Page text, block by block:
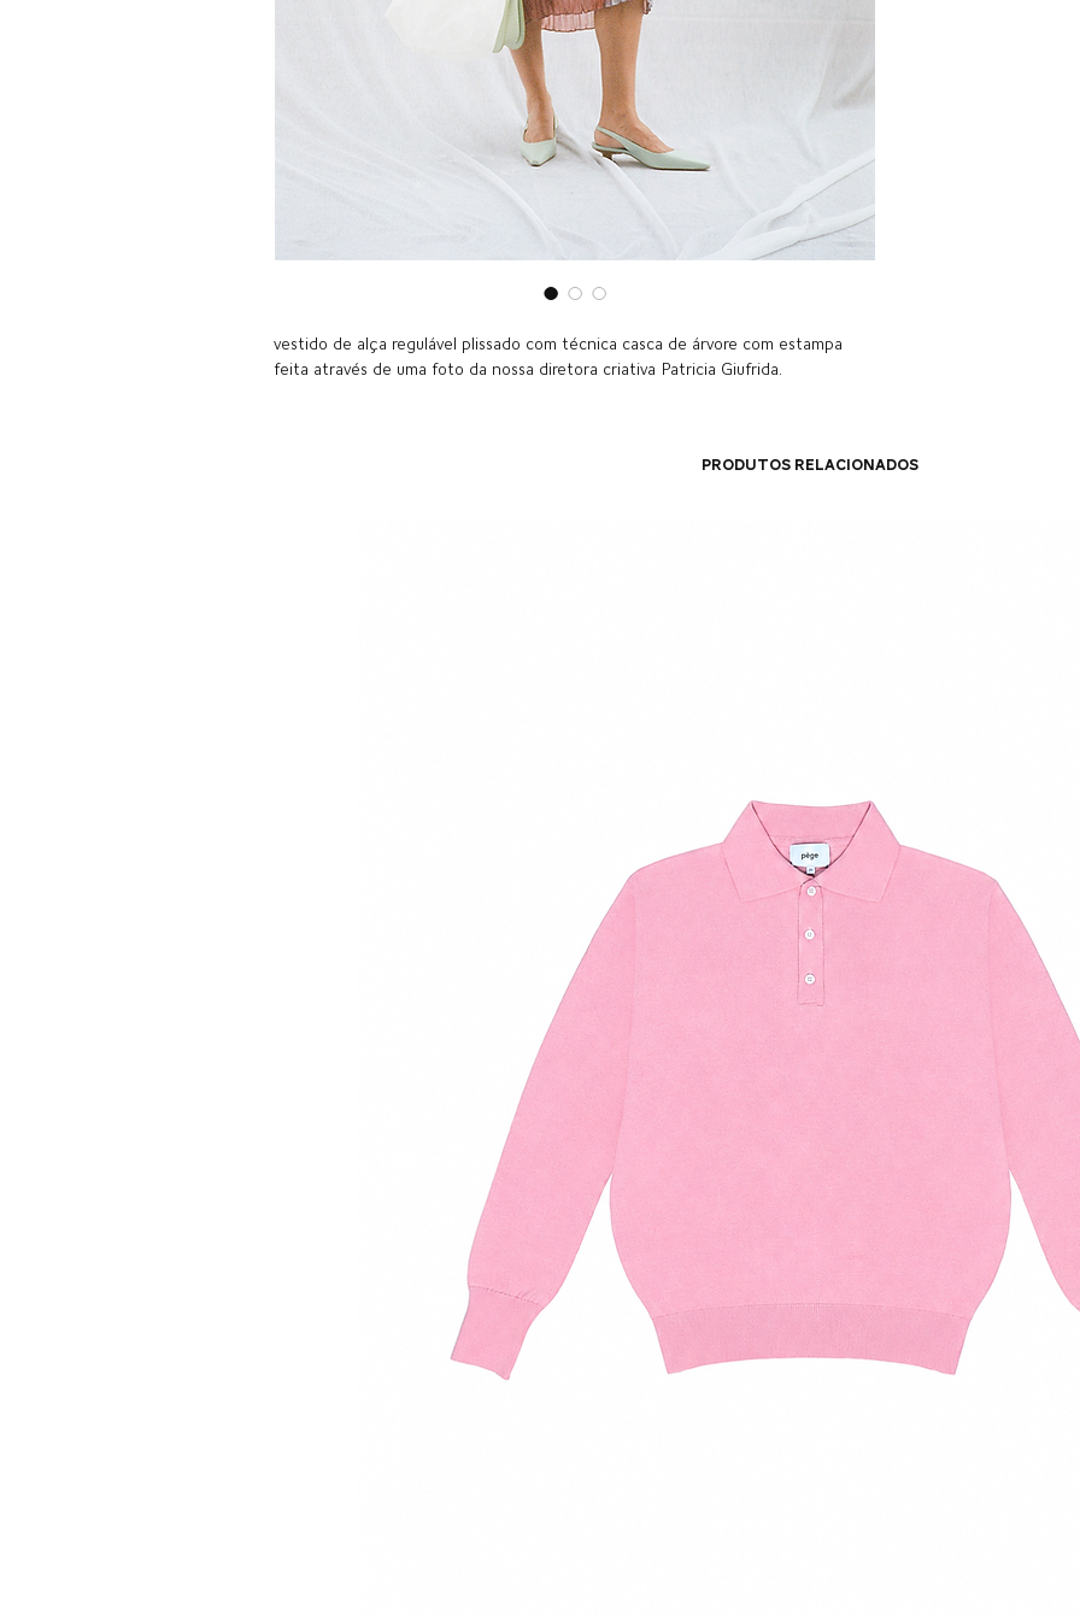
vestido de alça regulável plissado com técnica casca de árvore com estampa
feita através de uma foto da nossa diretora criativa Patricia Giufrida.
Produtos relacionados